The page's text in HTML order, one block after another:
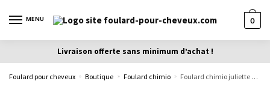
MENU 0
Livraison offerte sans minimum d’achat !
Foulard pour cheveux » Boutique » Foulard chimio » Foulard chimio juliette bonnet femme beige pour cheveux